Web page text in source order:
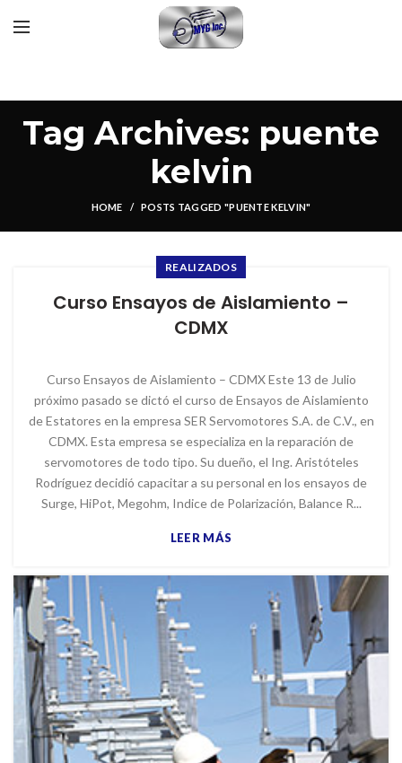
Tag Archives: puente
kelvin
HOME POSTS TAGGED "PUENTE KELVIN"
REALIZADOS
Curso Ensayos de Aislamiento –
CDMX
Curso Ensayos de Aislamiento – CDMX Este 13 de Julio
próximo pasado se dictó el curso de Ensayos de Aislamiento
de Estatores en la empresa SER Servomotores S.A. de C.V., en
CDMX. Esta empresa se especializa en la reparación de
servomotores de todo tipo. Su dueño, el Ing. Aristóteles
Rodríguez decidió capacitar a su personal en los ensayos de
Surge, HiPot, Megohm, Indice de Polarización, Balance R...
LEER MÁS